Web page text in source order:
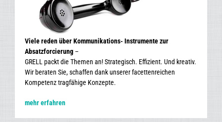
Viele reden über Kommunikations- Instrumente zur
Absatzforcierung –
GRELL packt die Themen an! Strategisch. Effizient. Und kreativ.
Wir beraten Sie, schaffen dank unserer facettenreichen
Kompetenz tragfähige Konzepte.
mehr erfahren